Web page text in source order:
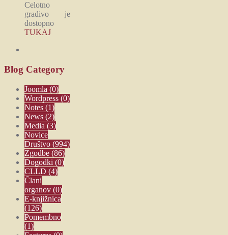
Celotno
gradivo je
dostopno
TUKAJ
Blog Category
Joomla (0)
Wordpress (0)
Notes (1)
News (2)
Media (3)
Novice
Društvo (994)
Zgodbe (86)
Dogodki (0)
CLLD (4)
Člani
organov (0)
E-knjižnica
(126)
Pomembno
(1)